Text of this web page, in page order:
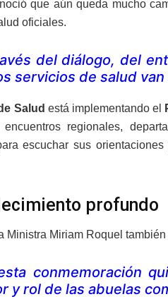
que aún queda mucho
oficiales.
del diálogo, del
servicios de salud van
Salud está implementando el
regionales,
escuchar sus
profundo
Ministra Miriam Roquel
conmemoración
y rol de las abuelas